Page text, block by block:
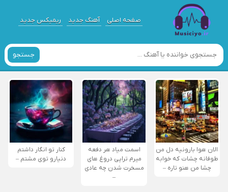
صفحه اصلی آهنگ جدید ریمیکس جدید
جستجو
الان هوا بارونیه دل من
طوفانه چشات که خوابه
چشا من هنو تاره –
اسمت میاد هر دفعه
میرم تراپی دروغ‌ های
مسخرت شدن چه عادی
–
کنار تو انگار داشتم
دنیارو توی مشتم –